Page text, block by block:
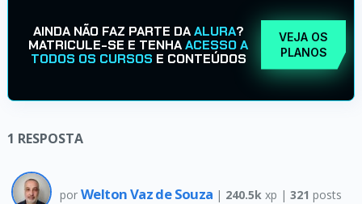
AINDA NÃO FAZ PARTE DAALURA?
MATRICULE-SE E TENHAACESSO A
TODOS OS CURSOS E CONTEÚDOS
VEJA OS
PLANOS
1 RESPOSTA
por Welton Vaz de Souza | 240.5k xp | 321 posts